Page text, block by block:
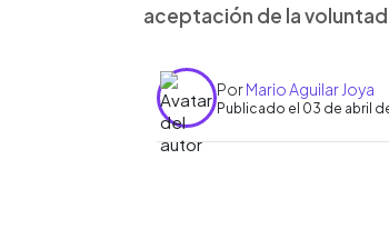
aceptación de la
PorMario Aguilar Joya
Publicado el 03 de abril